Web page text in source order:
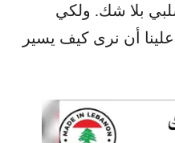
بلا شك. ولكي
أن نرى كيف يسير